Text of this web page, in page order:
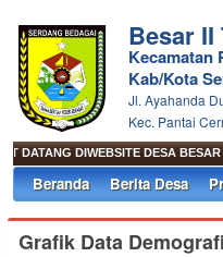
Besar II
Kecamatan
Kab/Kota
Jl. Ayahanda
Kec. Pantai
DATANG DIWEBSITE DESA BESAR
Beranda Berita Desa
Grafik Data